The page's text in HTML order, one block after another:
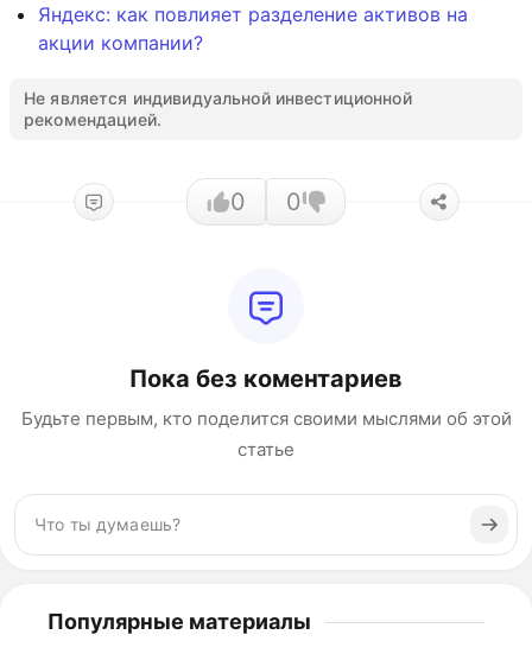
Яндекс: как повлияет разделение активов на
акции компании?
Не является индивидуальной инвестиционной
рекомендацией.
0 0
Пока без коментариев
Будьте первым, кто поделится своими мыслями об этой
статье
Популярные материалы